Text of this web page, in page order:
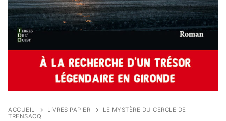
ACCUEIL LIVRES PAPIER
LE MYSTÈRE DU CERCLE DE
TRENSACQ